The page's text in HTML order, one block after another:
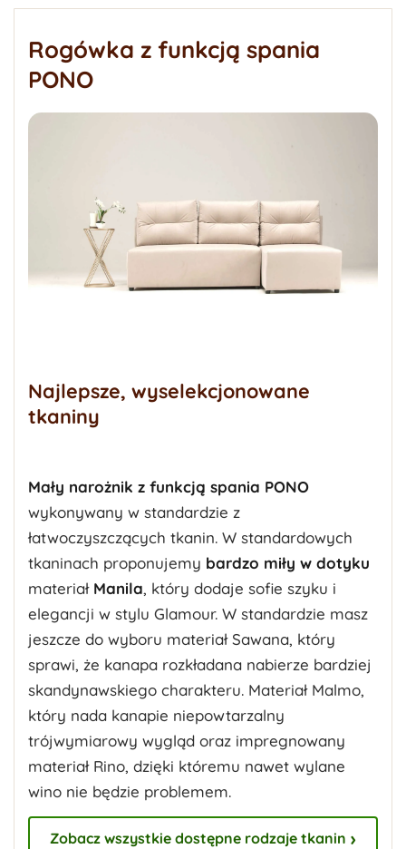
Rogówka z funkcją spania
PONO
Najlepsze, wyselekcjonowane
tkaniny
Mały narożnik z funkcją spania PONO
wykonywany w standardzie z
łatwoczyszczących tkanin. W standardowych
tkaninach proponujemy bardzo miły w dotyku
materiał Manila, który dodaje sofie szyku i
elegancji w stylu Glamour. W standardzie masz
jeszcze do wyboru materiał Sawana, który
sprawi, że kanapa rozkładana nabierze bardziej
skandynawskiego charakteru. Materiał Malmo,
który nada kanapie niepowtarzalny
trójwymiarowy wygląd oraz impregnowany
materiał Rino, dzięki któremu nawet wylane
wino nie będzie problemem.
Zobacz wszystkie dostępne rodzaje tkanin